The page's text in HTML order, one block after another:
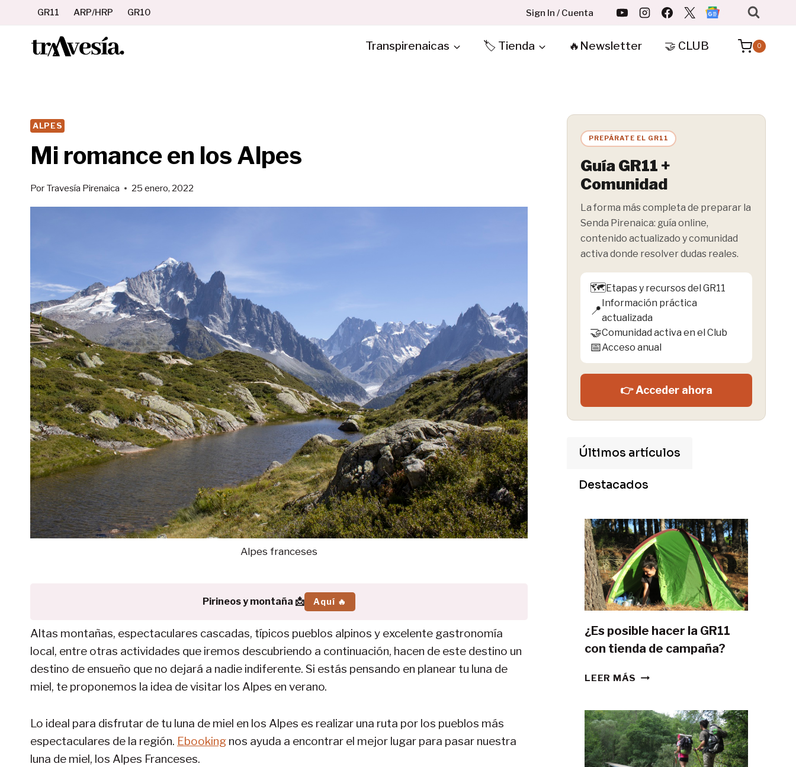
contenido
GR11 ARP/HRP GR10 Sign In / Cuenta
Transpirenaicas 🏷️ Tienda 🔥Newsletter 🤝 CLUB 0
ALPES
Mi romance en los Alpes
Por Travesía Pirenaica 25 enero, 2022
Alpes franceses
Pirineos y montaña 📩 Aquí 🔥
Altas montañas, espectaculares cascadas, típicos pueblos alpinos y excelente gastronomía
local, entre otras actividades que iremos descubriendo a continuación, hacen de este destino un
destino de ensueño que no dejará a nadie indiferente. Si estás pensando en planear tu luna de
miel, te proponemos la idea de visitar los Alpes en verano.
Lo ideal para disfrutar de tu luna de miel en los Alpes es realizar una ruta por los pueblos más
espectaculares de la región. Ebooking nos ayuda a encontrar el mejor lugar para pasar nuestra
luna de miel, los Alpes Franceses.
PREPÁRATE EL GR11
Guía GR11 +
Comunidad
La forma más completa de preparar la
Senda Pirenaica: guía online,
contenido actualizado y comunidad
activa donde resolver dudas reales.
🗺️Etapas y recursos del GR11
📍
Información práctica
actualizada
🤝Comunidad activa en el Club
📅Acceso anual
👉 Acceder ahora
Últimos artículos
Destacados
¿Es posible hacer la GR11
con tienda de campaña?
LEER MÁS ¿ES
LA
GR11
CON
TIENDA